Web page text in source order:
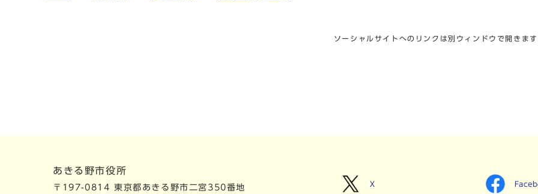
ソーシャルサイトへのリンクは別ウィンドウで開きます
あきる野市役所
〒197-0814 東京都あきる野市二宮350番地 X